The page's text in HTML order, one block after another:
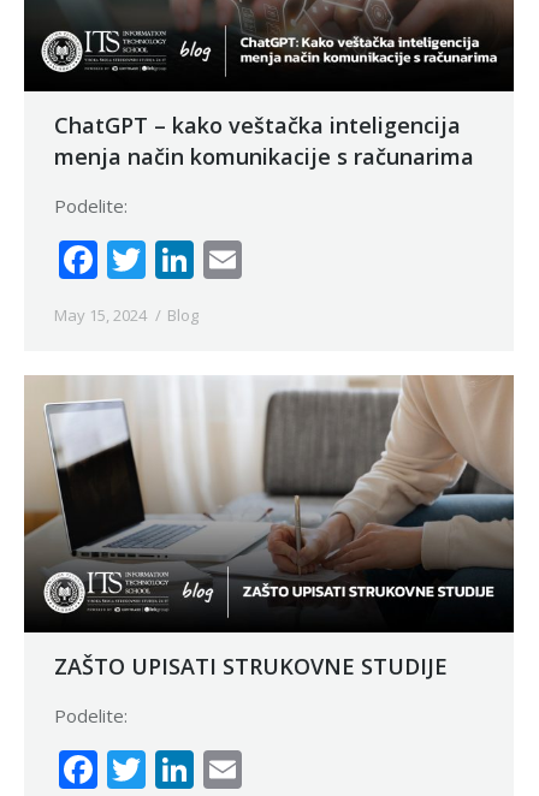
ChatGPT – kako veštačka inteligencija
menja način komunikacije s računarima
Podelite:
Facebook
TwitterLinkedIn
May 15, 2024 Blog
ZAŠTO UPISATI STRUKOVNE STUDIJE
Podelite:
Facebook
TwitterLinkedIn